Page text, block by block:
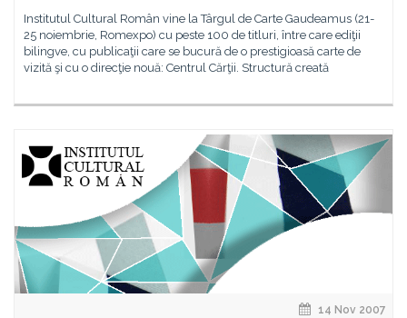
Institutul Cultural Român vine la Târgul de Carte Gaudeamus (21-
25 noiembrie, Romexpo) cu peste 100 de titluri, între care ediţii
bilingve, cu publicaţii care se bucură de o prestigioasă carte de
vizită şi cu o direcţie nouă: Centrul Cărţii. Structură creată
14 Nov 2007